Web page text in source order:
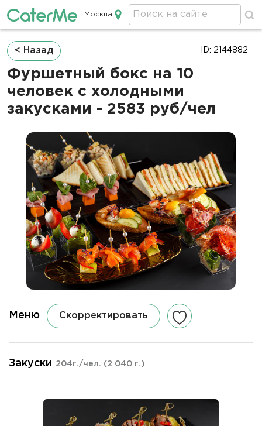
Кейтеринг в Москве
Москва
Строка
навигации
< Назад
Фуршетный бокс на 10
человек с холодными
закусками - 2583 руб/чел
ID: 2144882
Меню Скорректировать
Закуски 204г./чел. (2 040 г.)